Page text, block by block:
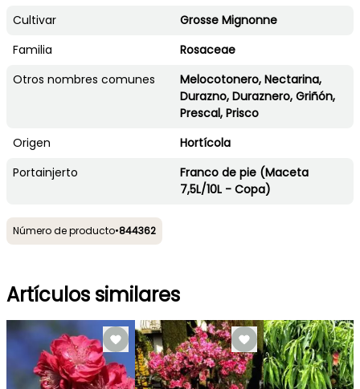
Cultivar
Grosse Mignonne
Familia
Rosaceae
Otros nombres comunes
Melocotonero, Nectarina,
Durazno, Duraznero, Griñón,
Prescal, Prisco
Origen
Hortícola
Portainjerto
Franco de pie (Maceta
7,5L/10L - Copa)
Número de producto•844362
Artículos similares